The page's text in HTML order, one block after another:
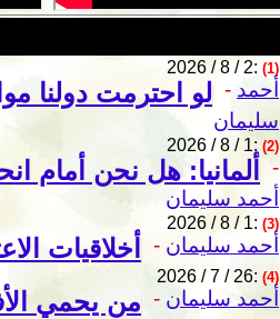
2026 / 8 / 2: (1)
لو احترمت دولنا - أحمد
سليمان
2026 / 8 / 1: (2)
ألمانيا: هل نحن أمام
-
أحمد سليمان
2026 / 8 / 1: (3)
أخلاقيات - أحمد سليمان
2026 / 7 / 26: (4)
من يحمي - أحمد سليمان